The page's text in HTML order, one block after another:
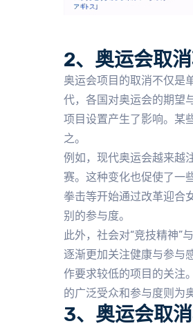
2、奥运会取
奥运会项目的取消不仅是
代，各国对奥运会的期望
项目设置产生了影响。某
之。
例如，现代奥运会越来越
赛。这种变化也促使了一
拳击等开始通过改革迎合
别的参与度。
此外，社会对“竞技精神”
逐渐更加关注健康与参与
作要求较低的项目的关注
的广泛受众和参与度则为
3、奥运会取